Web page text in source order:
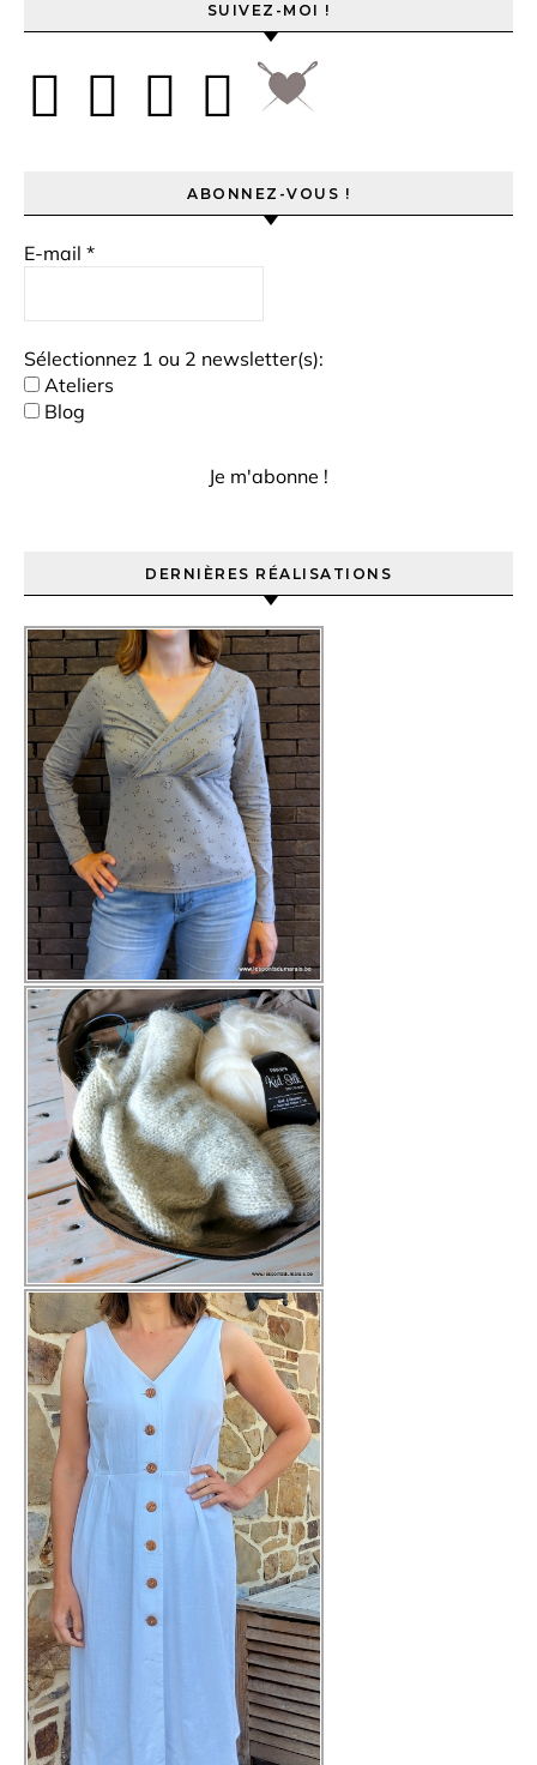
SUIVEZ-MOI !
ABONNEZ-VOUS !
E-mail *
Sélectionnez 1 ou 2 newsletter(s):
Ateliers
Blog
DERNIÈRES RÉALISATIONS